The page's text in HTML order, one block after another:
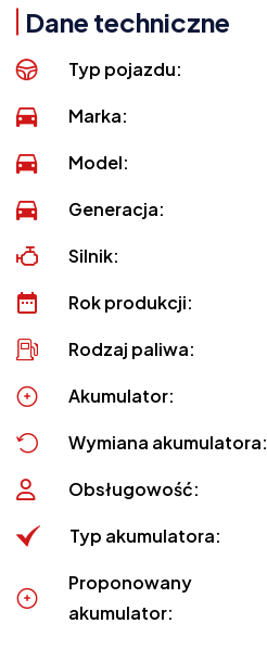
Dane techniczne
Typ pojazdu:
Marka:
Model:
Generacja:
Silnik:
Rok produkcji:
Rodzaj paliwa:
Akumulator:
Wymiana akumulatora:
Obsługowość:
Typ akumulatora:
Proponowany
akumulator: